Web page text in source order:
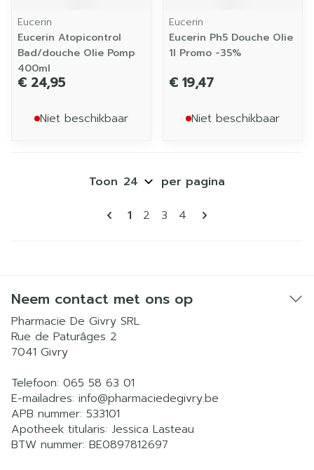
Eucerin
Eucerin Atopicontrol
Bad/douche Olie Pomp
400ml
€ 24,95
Niet beschikbaar
Eucerin
Eucerin Ph5 Douche Olie
1l Promo -35%
€ 19,47
Niet beschikbaar
Pagina's
U lees momenteel pagina
1 Pagina
2 Pagina
3 Pagina
4
Toon per pagina
Neem contact met ons op
Pharmacie De Givry SRL
Rue de Paturâges 2
7041 Givry
Telefoon: 065 58 63 01
E-mailadres: info@pharmaciedegivry.be
APB nummer: 533101
Apotheek titularis: Jessica Lasteau
BTW nummer: BE0897812697